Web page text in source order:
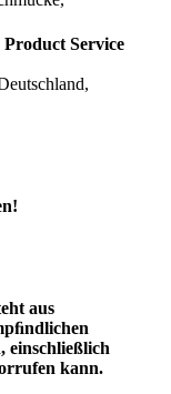
Service
aus
einschließlich
kann.